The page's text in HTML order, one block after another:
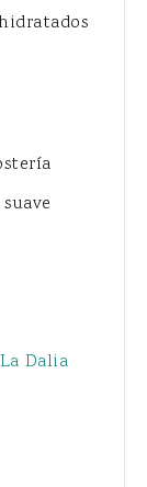
La Dalia